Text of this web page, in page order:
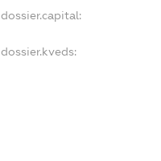
dossier.capital:
dossier.kveds: